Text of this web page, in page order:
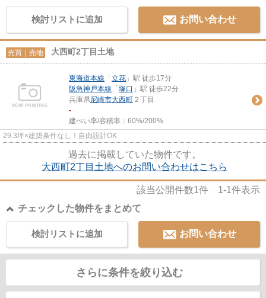
検討リストに追加 お問い合わせ
売買｜売地 大西町2丁目土地
東海道本線 「 立花 」駅 徒歩17分
阪急神戸本線 「 塚口 」駅 徒歩22分
兵庫県尼崎市大西町 ２丁目
-
建ぺい率/容積率： 60%/200%
29.3坪×建築条件なし！自由設計OK
過去に掲載していた物件です。
大西町2丁目土地へのお問い合わせはこちら
該当公開件数1件 1-1件表示
チェックした物件をまとめて
お問い合わせ
検討リストに追加
さらに条件を絞り込む